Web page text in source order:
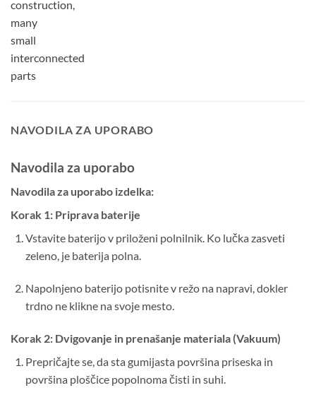
NAVODILA ZA UPORABO
Navodila za uporabo
Navodila za uporabo izdelka:
Korak 1: Priprava baterije
Vstavite baterijo v priloženi polnilnik. Ko lučka zasveti
zeleno, je baterija polna.
Napolnjeno baterijo potisnite v režo na napravi, dokler
trdno ne klikne na svoje mesto.
Korak 2: Dvigovanje in prenašanje materiala (Vakuum)
Prepričajte se, da sta gumijasta površina priseska in
površina ploščice popolnoma čisti in suhi.